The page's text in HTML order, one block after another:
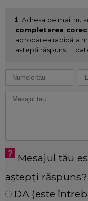
Adresa de mail nu
completarea
aprobarea rapidă a
aștepți răspuns. |
Mesajul tău
aștepți răspuns?
DA (este